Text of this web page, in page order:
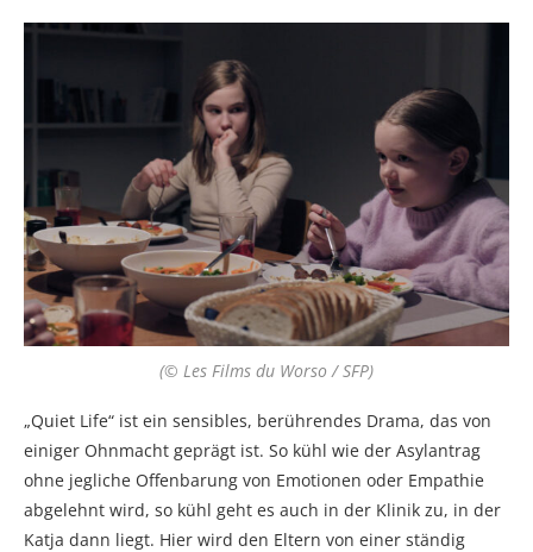
(© Les Films du Worso / SFP)
„Quiet Life“ ist ein sensibles, berührendes Drama, das von
einiger Ohnmacht geprägt ist. So kühl wie der Asylantrag
ohne jegliche Offenbarung von Emotionen oder Empathie
abgelehnt wird, so kühl geht es auch in der Klinik zu, in der
Katja dann liegt. Hier wird den Eltern von einer ständig